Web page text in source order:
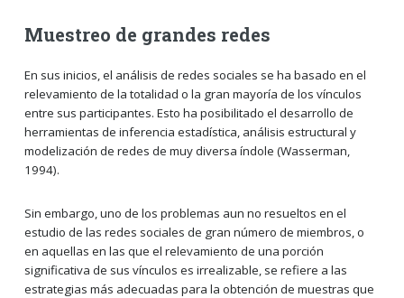
Muestreo de grandes redes
En sus inicios, el análisis de redes sociales se ha basado en el
relevamiento de la totalidad o la gran mayoría de los vínculos
entre sus participantes. Esto ha posibilitado el desarrollo de
herramientas de inferencia estadística, análisis estructural y
modelización de redes de muy diversa índole (Wasserman,
1994).
Sin embargo, uno de los problemas aun no resueltos en el
estudio de las redes sociales de gran número de miembros, o
en aquellas en las que el relevamiento de una porción
significativa de sus vínculos es irrealizable, se refiere a las
estrategias más adecuadas para la obtención de muestras que